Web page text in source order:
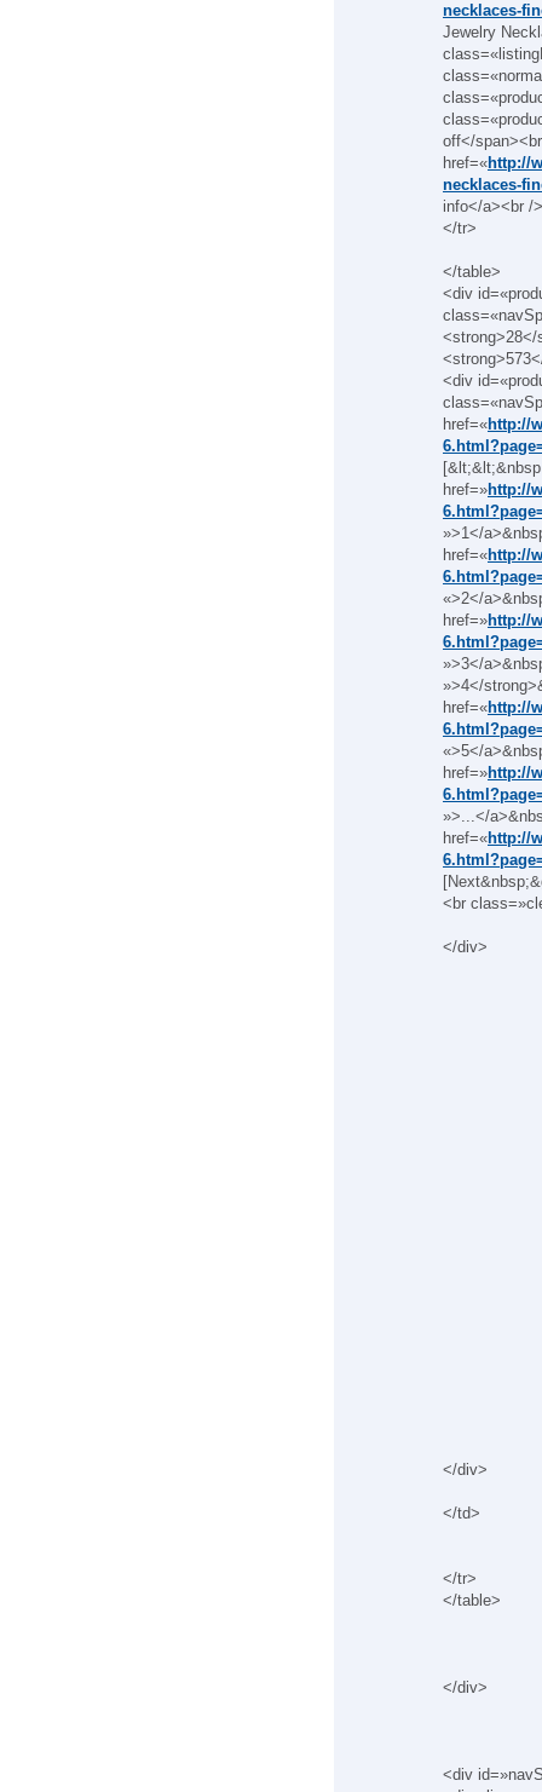
necklaces-
Jewelry
off</
href=«http://
necklaces-
info</a><br /
</tr>
</table>
<div
<strong>28</
<div
href=«http://
href=»http://
»>1</
href=«http://
«>2</
href=»http://
»>3</
»>4</
href=«http://
«>5</
href=»http://
»>...</
href=«http://
<br
</div>
</div>
</td>
</tr>
</table>
</div>
<div